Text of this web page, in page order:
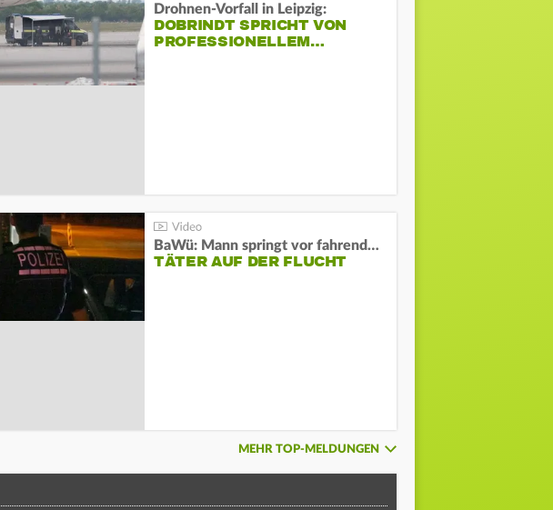
Drohnen-Vorfall in Leipzig:
DOBRINDT SPRICHT VON
PROFESSIONELLEM…
BaWü: Mann springt vor fahrendes Auto und schießt
TÄTER AUF DER FLUCHT
MEHR TOP-MELDUNGEN